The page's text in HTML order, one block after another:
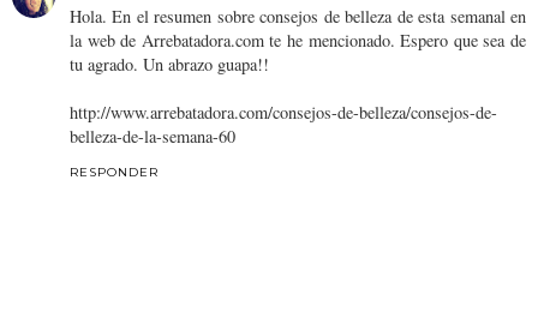
Hola. En el resumen sobre consejos de belleza de esta semanal en
la web de Arrebatadora.com te he mencionado. Espero que sea de
tu agrado. Un abrazo guapa!!
http://www.arrebatadora.com/consejos-de-belleza/consejos-de-
belleza-de-la-semana-60
RESPONDER